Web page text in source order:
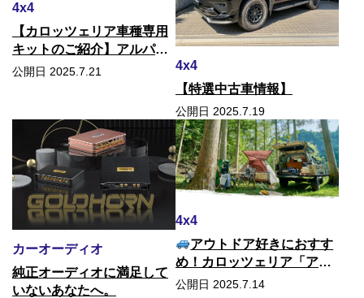
4x4
【カロッツェリア車種専用
キットのご紹介】アルパイ
ンだけじゃない！Pioneer
公開日 2025.7.21
4x4
【特選中古車情報】
公開日 2025.7.19
カーオーディオ
純正オーディオに満足して
いないあなたへ。
4x4
アウトドア好きにおすす
め！カロッツェリア「アド
ベンチャーシリーズ」オー
公開日 2025.7.14